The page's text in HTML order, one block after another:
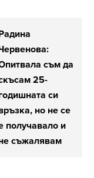
съм да
25-
си
но не се
получавало и
съжалявам